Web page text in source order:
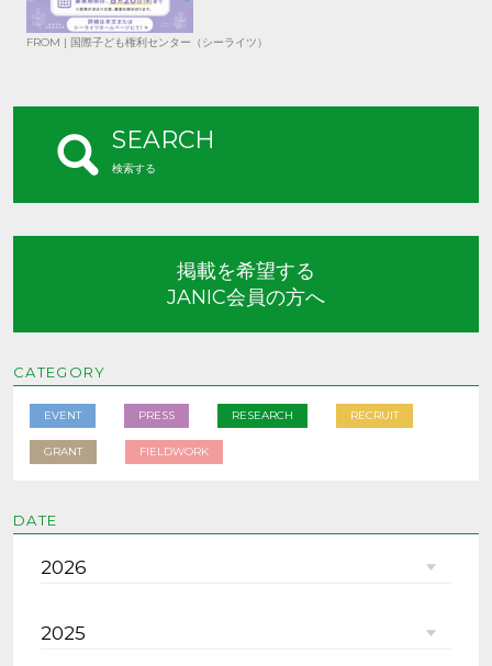
FROM | 国際子ども権利センター（シーライツ）
SEARCH
検索する
掲載を希望する
JANIC会員の方へ
CATEGORY
EVENT PRESS RESEARCH RECRUIT
GRANT FIELDWORK
DATE
2026
2025